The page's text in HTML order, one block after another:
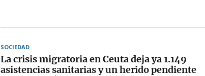
SOCIEDAD
La crisis migratoria en Ceuta deja ya 1.149
asistencias sanitarias y un herido pendiente